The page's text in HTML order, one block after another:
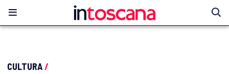
CULTURA/